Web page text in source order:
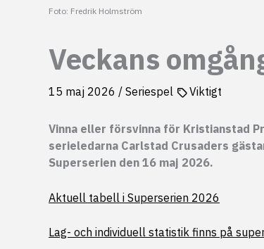
Foto: Fredrik Holmström
Veckans
15 maj 2026 / Seriespel Viktigt
Vinna eller försvinna för Kristianstad
serieledarna Carlstad Crusaders
Superserien den 16 maj 2026.
Aktuell tabell i Superserien 2026
Lag- och individuell statistik finns på